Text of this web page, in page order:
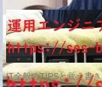
IT全般のTIPSと覚え書き